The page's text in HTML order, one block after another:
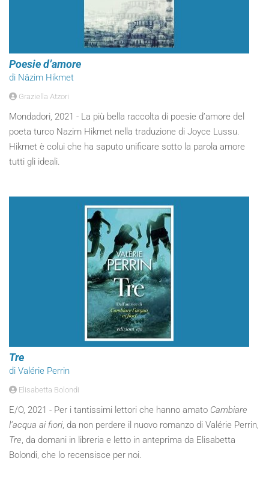
Poesie d’amore
di Nâzim Hikmet
Graziella Atzori
Mondadori, 2021 - La più bella raccolta di poesie d’amore del
poeta turco Nazim Hikmet nella traduzione di Joyce Lussu.
Hikmet è colui che ha saputo unificare sotto la parola amore
tutti gli ideali.
Tre
di Valérie Perrin
Elisabetta Bolondi
E/O, 2021 - Per i tantissimi lettori che hanno amato Cambiare
l’acqua ai fiori, da non perdere il nuovo romanzo di Valérie Perrin,
Tre, da domani in libreria e letto in anteprima da Elisabetta
Bolondi, che lo recensisce per noi.